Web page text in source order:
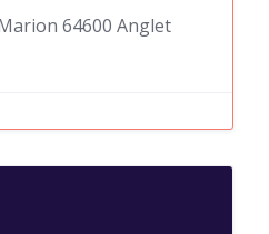
64600 Anglet